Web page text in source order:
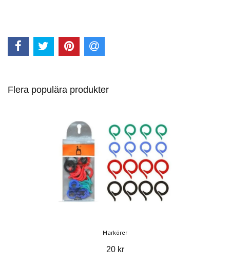
Flera populära produkter
Markörer
20 kr